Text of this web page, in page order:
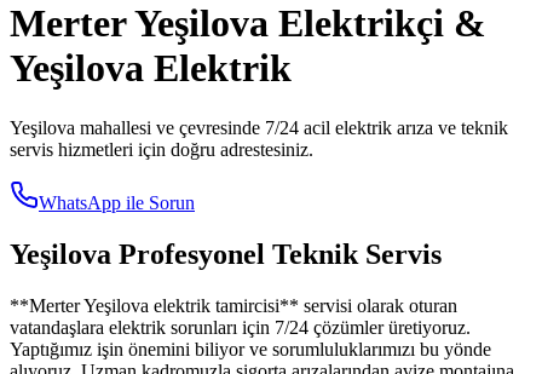
MerterYeşilova Elektrikçi &
Yeşilova Elektrik
Yeşilova mahallesi ve çevresinde 7/24 acil elektrik arıza ve teknik
servis hizmetleri için doğru adrestesiniz.
WhatsApp ile Sorun
Yeşilova Profesyonel Teknik Servis
**MerterYeşilova elektrik tamircisi** servisi olarak oturan
vatandaşlara elektrik sorunları için 7/24 çözümler üretiyoruz.
Yaptığımız işin önemini biliyor ve sorumluluklarımızı bu yönde